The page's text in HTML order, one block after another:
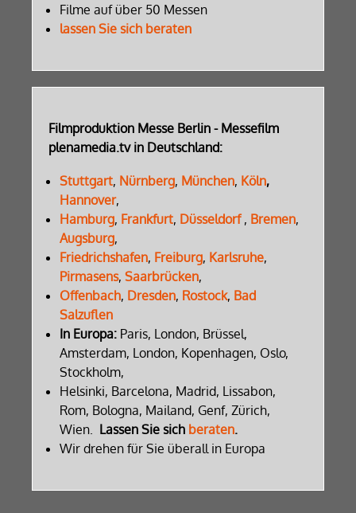
Filme auf über 50 Messen
lassen Sie sich beraten
Filmproduktion Messe Berlin - Messefilm
plenamedia.tv in Deutschland:
Stuttgart, Nürnberg, München, Köln,
Hannover,
Hamburg, Frankfurt, Düsseldorf , Bremen,
Augsburg,
Friedrichshafen, Freiburg, Karlsruhe,
Pirmasens, Saarbrücken,
Offenbach, Dresden, Rostock, Bad
Salzuflen
In Europa: Paris, London, Brüssel,
Amsterdam, London, Kopenhagen, Oslo,
Stockholm,
Helsinki, Barcelona, Madrid, Lissabon,
Rom, Bologna, Mailand, Genf, Zürich,
Wien. Lassen Sie sich beraten.
Wir drehen für Sie überall in Europa